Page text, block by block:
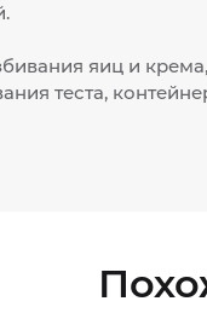
яиц и крема,
теста,